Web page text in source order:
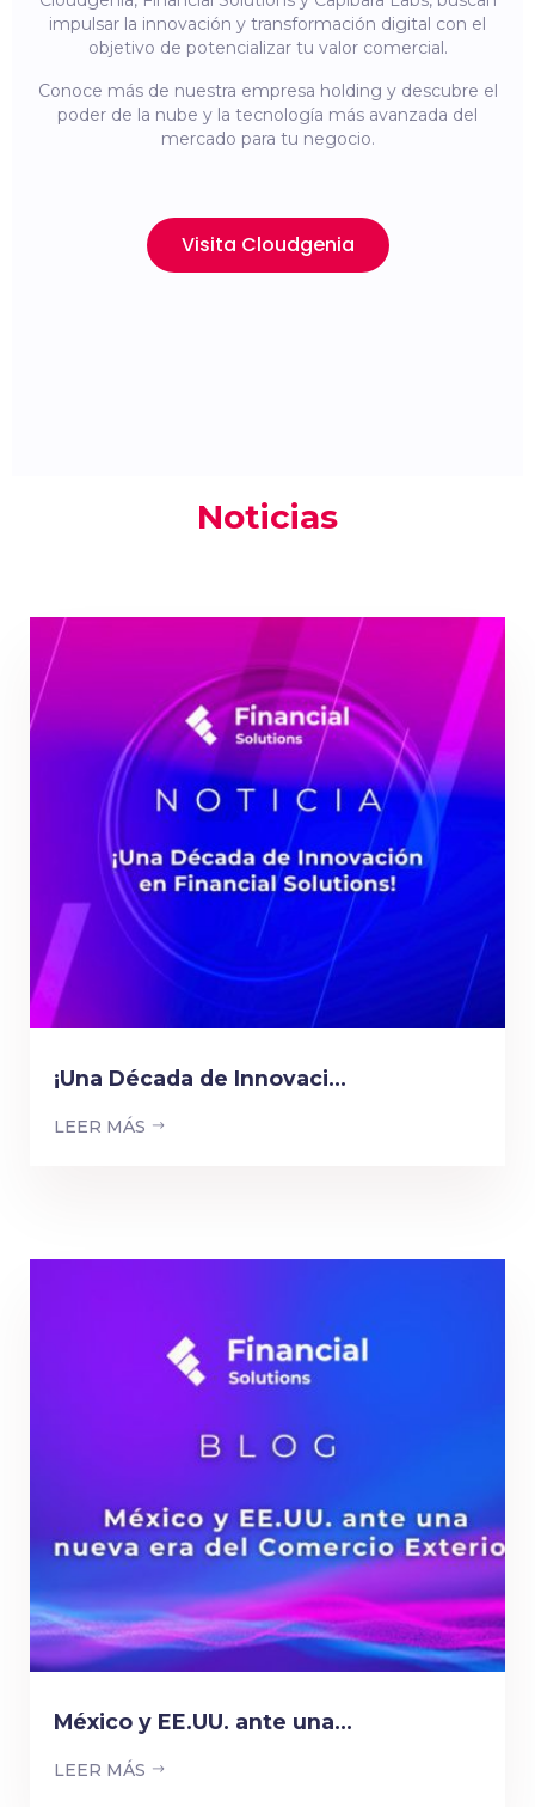
impulsar la innovación y transformación digital con el
objetivo de potencializar tu valor comercial.
Conoce más de nuestra empresa holding y descubre el
poder de la nube y la tecnología más avanzada del
mercado para tu negocio.
Visita Cloudgenia
Noticias
¡Una Década de Innovaci...
LEER MÁS
México y EE.UU. ante una...
LEER MÁS